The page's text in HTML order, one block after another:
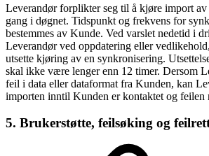
Leverandør forplikter seg til å kjøre import
gang i døgnet. Tidspunkt og frekvens for
bestemmes av Kunde. Ved varslet nedetid i
Leverandør ved oppdatering eller
utsette kjøring av en synkronisering.
skal ikke være lenger enn 12 timer. Dersom
feil i data eller dataformat fra Kunden, kan
importen inntil Kunden er kontaktet og feilen
5. Brukerstøtte, feilsøking og